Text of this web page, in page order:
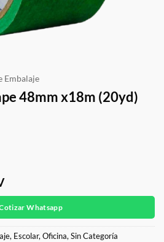
Embalaje
48mm x18m (20yd)
Whatsapp
, Escolar,Oficina,Sin Categoría